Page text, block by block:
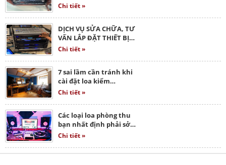
Chi tiết »
DỊCH VỤ SỬA CHỮA, TƯ
VẤN LẮP ĐẶT THIẾT BỊ…
Chi tiết »
7 sai lầm cần tránh khi
cài đặt loa kiểm…
Chi tiết »
Các loại loa phòng thu
bạn nhất định phải sở…
Chi tiết »